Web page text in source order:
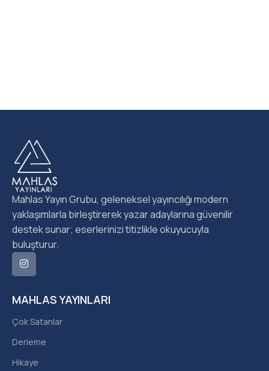
MAHLAS YAYINLARI
Çok Satanlar
Derleme
Hikaye
Mahlas Yayın Grubu, geleneksel yayıncılığı modern
yaklaşımlarla birleştirerek yazar adaylarına güvenilir
destek sunar; eserlerinizi titizlikle okuyucuyla
buluşturur.